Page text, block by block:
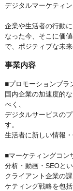
デジタルマーケティ
企業や生活者の行動
なった今、そこに価
で、ポジティブな未
事業内容
■プロモーションプラ
国内企業の加速度的
べく、
デジタルサービスの
す。
生活者に新しい情報
■マーケティングコン
分析・動画・SEOと
クライアント企業の
ケティング戦略を包括